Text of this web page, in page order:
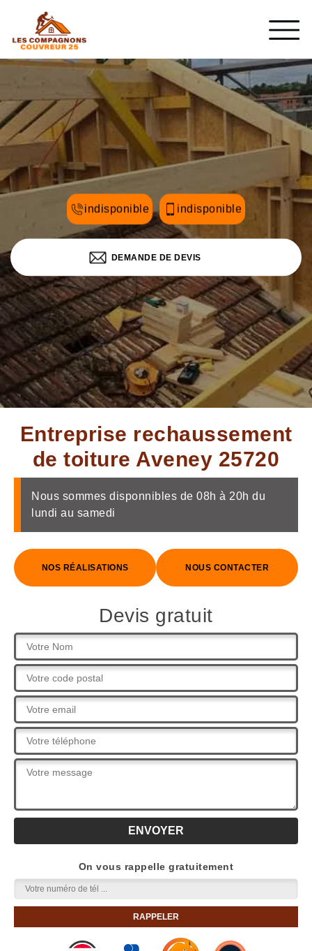
indisponible indisponible
DEMANDE DE DEVIS
Entreprise rechaussement
de toiture Aveney 25720
Nous sommes disponnibles de 08h à 20h du
lundi au samedi
NOS RÉALISATIONS NOUS CONTACTER
Devis gratuit
On vous rappelle gratuitement